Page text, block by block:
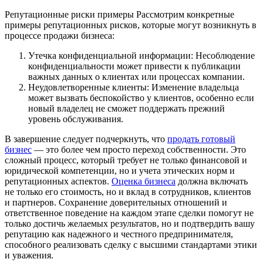
Репутационные риски примеры Рассмотрим конкретные
примеры репутационных рисков, которые могут возникнуть в
процессе продажи бизнеса:
Утечка конфиденциальной информации: Несоблюдение
конфиденциальности может привести к публикации
важных данных о клиентах или процессах компании.
Неудовлетворенные клиенты: Изменение владельца
может вызвать беспокойство у клиентов, особенно если
новый владелец не сможет поддержать прежний
уровень обслуживания.
В завершение следует подчеркнуть, что продать готовый
бизнес — это более чем просто переход собственности. Это
сложный процесс, который требует не только финансовой и
юридической компетенции, но и учета этических норм и
репутационных аспектов. Оценка бизнеса должна включать
не только его стоимость, но и вклад в сотрудников, клиентов
и партнеров. Сохранение доверительных отношений и
ответственное поведение на каждом этапе сделки помогут не
только достичь желаемых результатов, но и подтвердить вашу
репутацию как надежного и честного предпринимателя,
способного реализовать сделку с высшими стандартами этики
и уважения.